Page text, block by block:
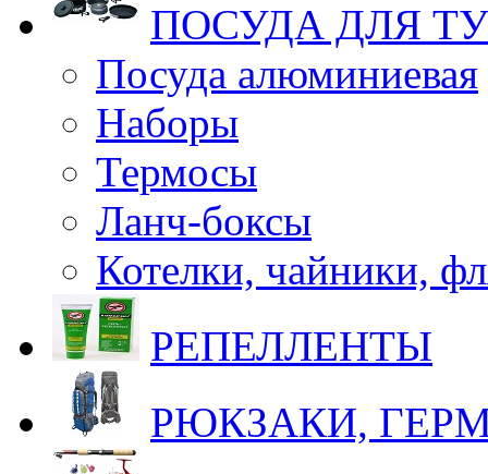
ПОСУДА ДЛЯ
Посуда алюминиевая
Наборы
Термосы
Ланч-боксы
Котелки, чайники,
РЕПЕЛЛЕНТЫ
РЮКЗАКИ,